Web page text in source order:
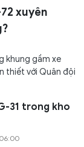
xuyên
khung gầm xe
thiết với Quân đội
31 trong kho